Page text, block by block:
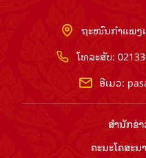
ຖະໜົນກຳແພງ
ໂທລະສັບ:
ອີເມວ:
ສຳ​ນັກ​ຂ່
ຄະນະໂຄສະ